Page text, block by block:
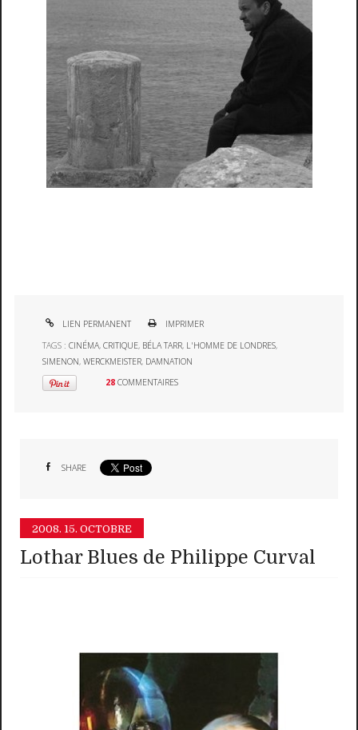
LIEN PERMANENT
IMPRIMER
TAGS :CINÉMA,CRITIQUE, BÉLA TARR, L'HOMME DE LONDRES,
SIMENON,WERCKMEISTER, DAMNATION
28 COMMENTAIRES
SHARE
2008. 15. OCTOBRE
Lothar Blues de Philippe Curval